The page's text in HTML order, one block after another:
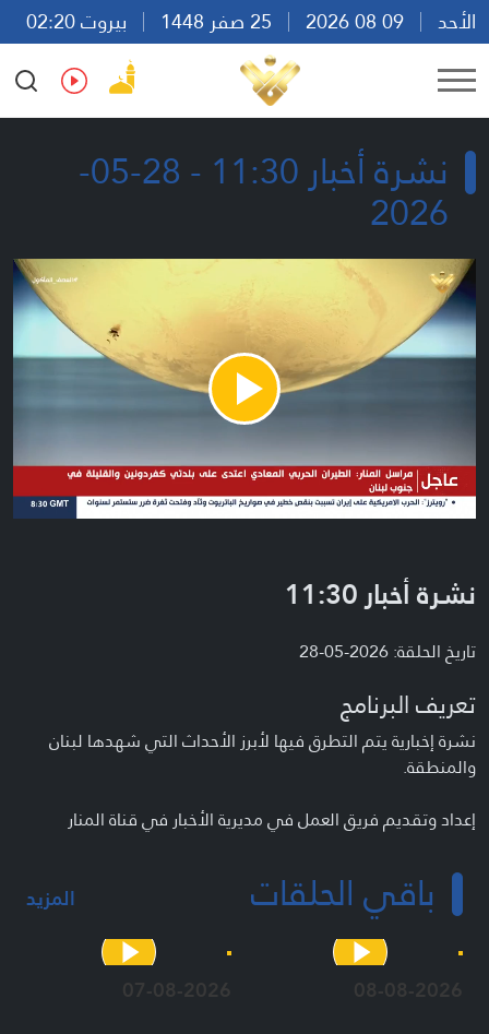
الأحد
بيروت 02:20
Ar
En Fr Es
نشرة أخبار 11:30 - 28-05-
2026
Play
Video
نشرة أخبار 11:30
تاريخ الحلقة: 2026-05-28
تعريف البرنامج
نشرة إخبارية يتم التطرق فيها لأبرز الأحداث التي شهدها لبنان
والمنطقة.
إعداد وتقديم فريق العمل في مديرية الأخبار في قناة المنار
باقي الحلقات المزيد
08-08-2026
07-08-2026